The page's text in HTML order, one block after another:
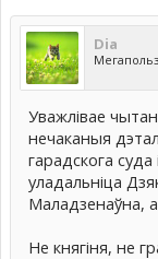
Dia
Уважлівае
нечаканыя
гарадскога
уладальніца
Маладзенаўна,
Не княгіня, не